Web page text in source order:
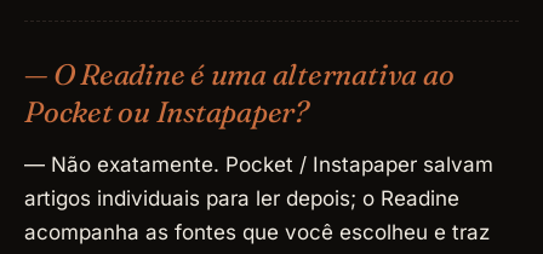
— O Readine é uma alternativa ao
Pocket ou Instapaper?
— Não exatamente. Pocket / Instapaper salvam
artigos individuais para ler depois; o Readine
acompanha as fontes que você escolheu e traz